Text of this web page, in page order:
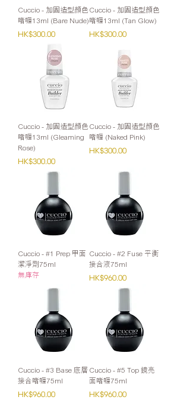
Cuccio - 加固造型顏色
啫喱13ml (Bare Nude)
價格
HK$300.00
Cuccio - 加固造型顏色
啫喱13ml (Tan Glow)
價格
HK$300.00
Cuccio - 加固造型顏色
啫喱13ml (Gleaming
Rose)
價格
HK$300.00
Cuccio - 加固造型顏色
啫喱 (Naked Pink)
價格
HK$300.00
Cuccio - #1 Prep 甲面
潔淨劑75ml
無庫存
Cuccio - #2 Fuse 平衡
接合液75ml
價格
HK$960.00
Cuccio - #3 Base 底層
接合啫喱75ml
價格
HK$960.00
Cuccio - #5 Top 鏡亮
面啫喱75ml
價格
HK$960.00